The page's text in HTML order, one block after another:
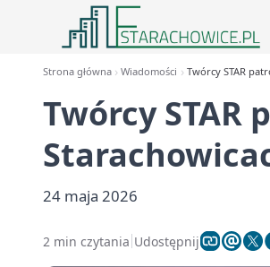
Strona główna Wiadomości Twórcy STAR
Twórcy STAR
24 maja 2026
2 min czytania Udostępnij